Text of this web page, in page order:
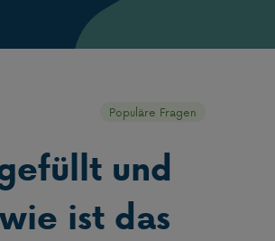
Populäre Fragen
und
ist das